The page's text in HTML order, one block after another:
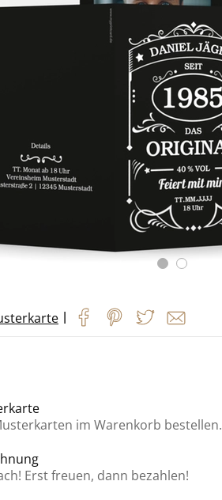
|
im Warenkorb bestellen.
Erst freuen, dann bezahlen!